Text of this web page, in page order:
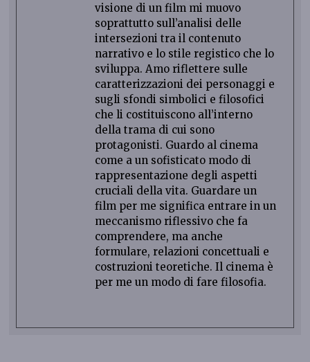
visione di un film mi muovo
soprattutto sull’analisi delle
intersezioni tra il contenuto
narrativo e lo stile registico che lo
sviluppa. Amo riflettere sulle
caratterizzazioni dei personaggi e
sugli sfondi simbolici e filosofici
che li costituiscono all’interno
della trama di cui sono
protagonisti. Guardo al cinema
come a un sofisticato modo di
rappresentazione degli aspetti
cruciali della vita. Guardare un
film per me significa entrare in un
meccanismo riflessivo che fa
comprendere, ma anche
formulare, relazioni concettuali e
costruzioni teoretiche. Il cinema è
per me un modo di fare filosofia.